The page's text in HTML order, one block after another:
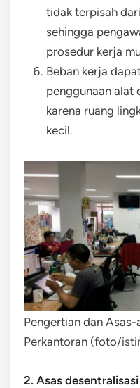
tidak terpisah
sehingga
prosedur kerja
Beban kerja
penggunaan alat
karena ruang
kecil.
Pengertian dan
Perkantoran (foto/
2. Asas desentralisasi